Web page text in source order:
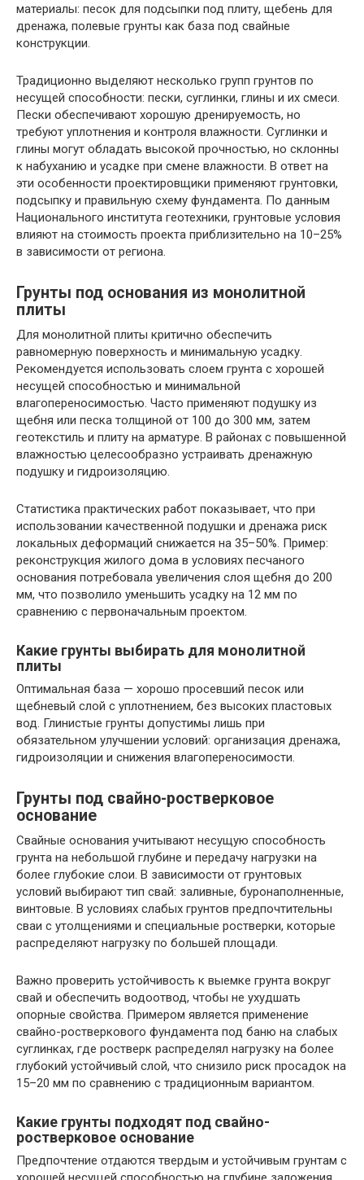
материалы: песок для подсыпки под плиту, щебень для
дренажа, полевые грунты как база под свайные
конструкции.
Традиционно выделяют несколько групп грунтов по
несущей способности: пески, суглинки, глины и их смеси.
Пески обеспечивают хорошую дренируемость, но
требуют уплотнения и контроля влажности. Суглинки и
глины могут обладать высокой прочностью, но склонны
к набуханию и усадке при смене влажности. В ответ на
эти особенности проектировщики применяют грунтовки,
подсыпку и правильную схему фундамента. По данным
Национального института геотехники, грунтовые условия
влияют на стоимость проекта приблизительно на 10–25%
в зависимости от региона.
Грунты под основания из монолитной
плиты
Для монолитной плиты критично обеспечить
равномерную поверхность и минимальную усадку.
Рекомендуется использовать слоем грунта с хорошей
несущей способностью и минимальной
влагопереносимостью. Часто применяют подушку из
щебня или песка толщиной от 100 до 300 мм, затем
геотекстиль и плиту на арматуре. В районах с повышенной
влажностью целесообразно устраивать дренажную
подушку и гидроизоляцию.
Статистика практических работ показывает, что при
использовании качественной подушки и дренажа риск
локальных деформаций снижается на 35–50%. Пример:
реконструкция жилого дома в условиях песчаного
основания потребовала увеличения слоя щебня до 200
мм, что позволило уменьшить усадку на 12 мм по
сравнению с первоначальным проектом.
Какие грунты выбирать для монолитной
плиты
Оптимальная база — хорошо просевший песок или
щебневый слой с уплотнением, без высоких пластовых
вод. Глинистые грунты допустимы лишь при
обязательном улучшении условий: организация дренажа,
гидроизоляции и снижения влагопереносимости.
Грунты под свайно-ростверковое
основание
Свайные основания учитывают несущую способность
грунта на небольшой глубине и передачу нагрузки на
более глубокие слои. В зависимости от грунтовых
условий выбирают тип свай: заливные, буронаполненные,
винтовые. В условиях слабых грунтов предпочтительны
сваи с утолщениями и специальные ростверки, которые
распределяют нагрузку по большей площади.
Важно проверить устойчивость к выемке грунта вокруг
свай и обеспечить водоотвод, чтобы не ухудшать
опорные свойства. Примером является применение
свайно-ростверкового фундамента под баню на слабых
суглинках, где ростверк распределял нагрузку на более
глубокий устойчивый слой, что снизило риск просадок на
15–20 мм по сравнению с традиционным вариантом.
Какие грунты подходят под свайно-
ростверковое основание
Предпочтение отдаются твердым и устойчивым грунтам с